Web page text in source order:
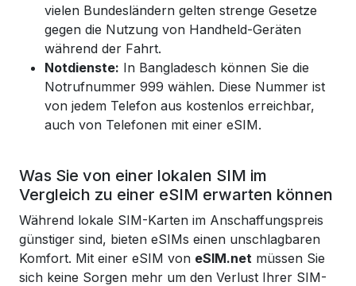
vielen Bundesländern gelten strenge Gesetze
gegen die Nutzung von Handheld-Geräten
während der Fahrt.
Notdienste: In Bangladesch können Sie die
Notrufnummer 999 wählen. Diese Nummer ist
von jedem Telefon aus kostenlos erreichbar,
auch von Telefonen mit einer eSIM.
Was Sie von einer lokalen SIM im
Vergleich zu einer eSIM erwarten können
Während lokale SIM-Karten im Anschaffungspreis
günstiger sind, bieten eSIMs einen unschlagbaren
Komfort. Mit einer eSIM von eSIM.net müssen Sie
sich keine Sorgen mehr um den Verlust Ihrer SIM-